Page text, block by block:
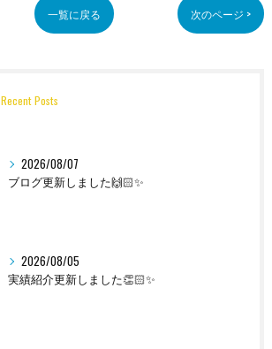
一覧に戻る 次のページ >
Recent Posts
2026/08/07
ブログ更新しました🙌🏻✨
2026/08/05
実績紹介更新しました👏🏻✨